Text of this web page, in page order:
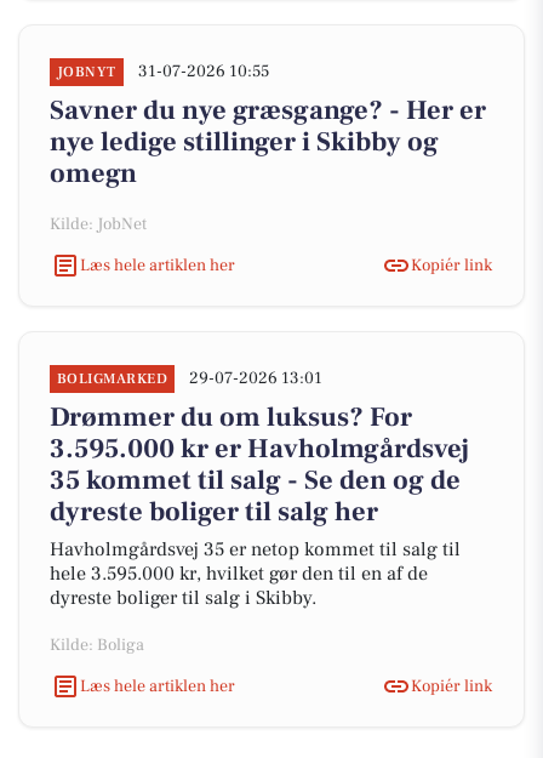
JOBNYT 31-07-2026 10:55
Savner du nye græsgange? - Her er
nye ledige stillinger i Skibby og
omegn
Kilde: JobNet
Læs hele artiklen her
Kopiér link
BOLIGMARKED 29-07-2026 13:01
Drømmer du om luksus? For
3.595.000 kr er Havholmgårdsvej
35 kommet til salg - Se den og de
dyreste boliger til salg her
Havholmgårdsvej 35 er netop kommet til salg til
hele 3.595.000 kr, hvilket gør den til en af de
dyreste boliger til salg i Skibby.
Kilde: Boliga
Læs hele artiklen her
Kopiér link